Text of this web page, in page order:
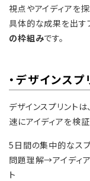
視点やアイディアを探
具体的な成果を出す
の枠組みです。
・デザインスプ
デザインスプリント
速にアイディアを検
5日間の集中的なスプ
問題理解→アイディ
ト